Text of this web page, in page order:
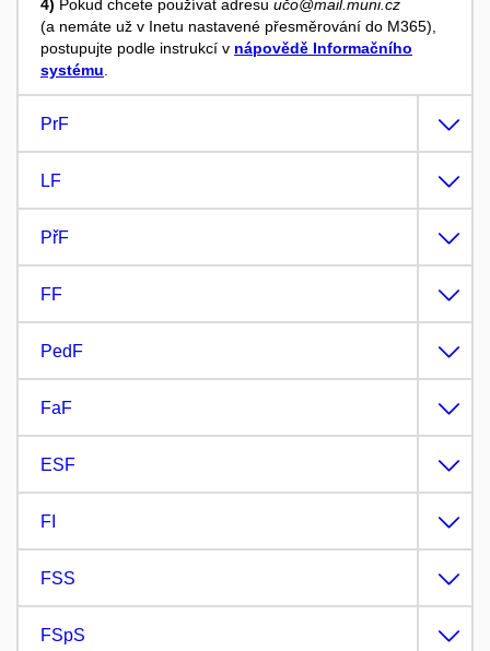
4) Pokud chcete používat adresu učo@mail.muni.cz
(a nemáte už v Inetu nastavené přesměrování do M365),
postupujte podle instrukcí v nápovědě Informačního
systému
PrF
LF
PřF
FF
PedF
FaF
ESF
FI
FSS
FSpS